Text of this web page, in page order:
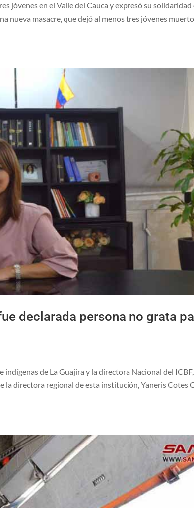
jóvenes en el Valle del Cauca y expresó su solidaridad
nueva masacre, que dejó al menos tres jóvenes
declarada persona no grata
de La Guajira y la directora Nacional del ICBF,
la directora regional de esta institución, Yaneris Cotes